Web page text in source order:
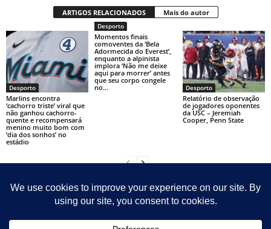
ARTIGOS RELACIONADOS Mais do autor
Desporto
Marlins encontra
‘cachorro triste’ viral que
não ganhou cachorro-
quente e recompensará
menino muito bom com
‘dia dos sonhos’ no
estádio
Desporto
Momentos finais
comoventes da ‘Bela
Adormecida do Everest’,
enquanto a alpinista
implora ‘Não me deixe
aqui para morrer’ antes
que seu corpo congele
no...
Desporto
Relatório de observação
de jogadores oponentes
da USC – Jeremiah
Cooper, Penn State